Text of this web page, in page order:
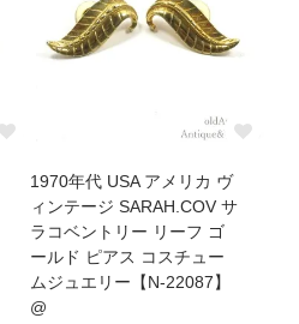
1970年代 USA アメリカ ヴ
ィンテージ SARAH.COV サ
ラコベントリー リーフ ゴ
ールド ピアス コスチュー
ムジュエリー【N-22087】
@